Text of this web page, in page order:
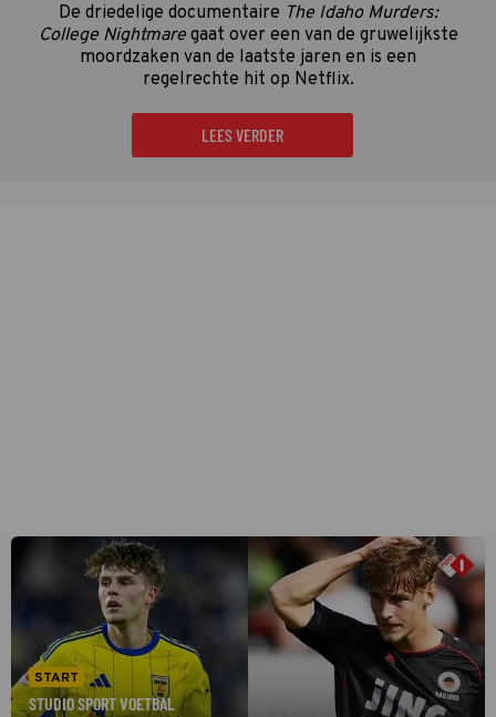
De driedelige documentaire The Idaho Murders:
College Nightmaregaat over een van de gruwelijkste
moordzaken van de laatste jaren en is een
regelrechte hit op Netflix.
LEES VERDER
START
STUDIO SPORT VOETBAL